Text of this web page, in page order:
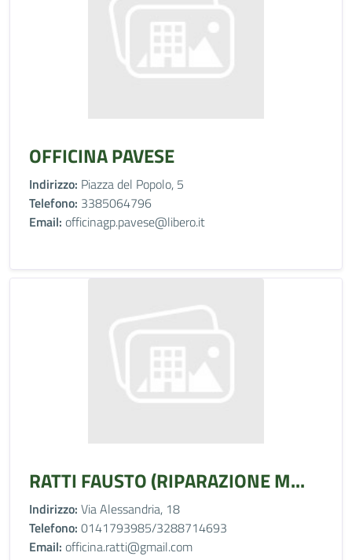
OFFICINA PAVESE
Indirizzo: Piazza del Popolo, 5
Telefono: 3385064796
Email: officinagp.pavese@libero.it
RATTI FAUSTO (RIPARAZIONE M...
Indirizzo: Via Alessandria, 18
Telefono: 0141793985/3288714693
Email: officina.ratti@gmail.com